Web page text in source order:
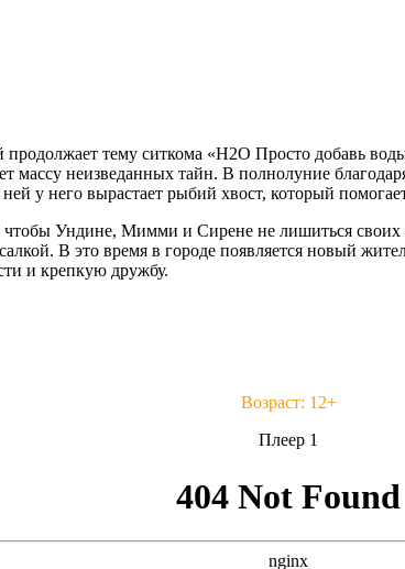
тему ситкома «H2O Просто добавь
неизведанных тайн. В полнолуние
у него вырастает рыбий хвост, который
Ундине, Мимми и Сирене не лишиться
В это время в городе появляется новый
и крепкую дружбу.
Возраст: 12+
Плеер 1